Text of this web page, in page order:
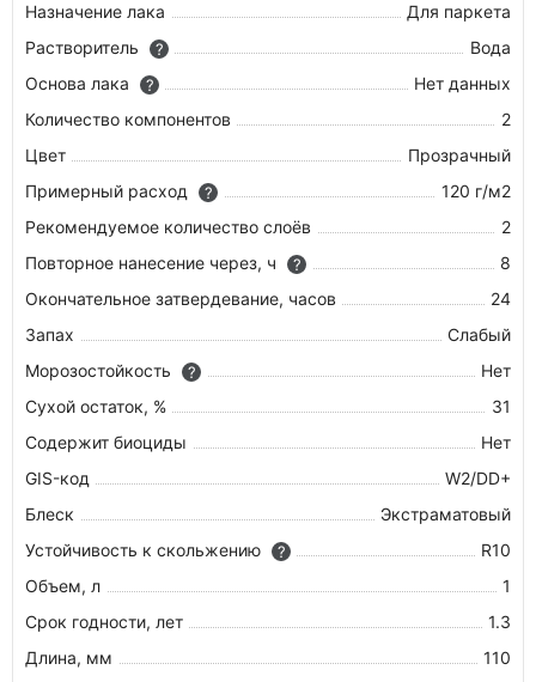
Назначение лака
Для паркета
Растворитель
?
Вода
Основа лака
?
Нет данных
Количество компонентов
2
Цвет
Прозрачный
Примерный расход
?
120 г/м2
Рекомендуемое количество слоёв
2
Повторное нанесение через, ч
?
8
Окончательное затвердевание, часов
24
Запах
Слабый
Морозостойкость
?
Нет
Сухой остаток, %
31
Содержит биоциды
Нет
GIS-код
W2/DD+
Блеск
Экстраматовый
Устойчивость к скольжению
?
R10
Объем, л
1
Срок годности, лет
1.3
Длина, мм
110